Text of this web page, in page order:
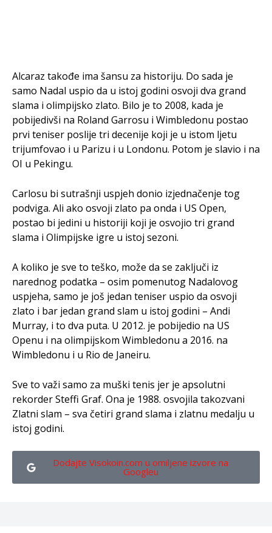
Alcaraz takođe ima šansu za historiju. Do sada je
samo Nadal uspio da u istoj godini osvoji dva grand
slama i olimpijsko zlato. Bilo je to 2008, kada je
pobijedivši na Roland Garrosu i Wimbledonu postao
prvi teniser poslije tri decenije koji je u istom ljetu
trijumfovao i u Parizu i u Londonu. Potom je slavio i na
OI u Pekingu.
Carlosu bi sutrašnji uspjeh donio izjednačenje tog
podviga. Ali ako osvoji zlato pa onda i US Open,
postao bi jedini u historiji koji je osvojio tri grand
slama i Olimpijske igre u istoj sezoni.
A koliko je sve to teško, može da se zaključi iz
narednog podatka – osim pomenutog Nadalovog
uspjeha, samo je još jedan teniser uspio da osvoji
zlato i bar jedan grand slam u istoj godini – Andi
Murray, i to dva puta. U 2012. je pobijedio na US
Openu i na olimpijskom Wimbledonu a 2016. na
Wimbledonu i u Rio de Janeiru.
Sve to važi samo za muški tenis jer je apsolutni
rekorder Steffi Graf. Ona je 1988. osvojila takozvani
Zlatni slam – sva četiri grand slama i zlatnu medalju u
istoj godini.
Dodajte Visokoin.com u omiljene izvore na
Googleu